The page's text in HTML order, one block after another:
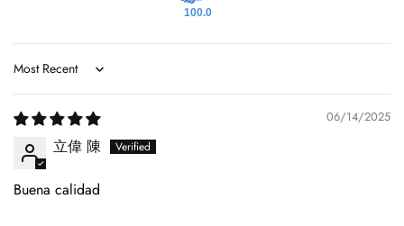
100.0
Sort by
06/14/2025
立偉 陳
Buena calidad